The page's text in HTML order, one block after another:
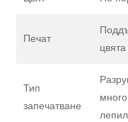
Печат
цвята
Тип
запечатване